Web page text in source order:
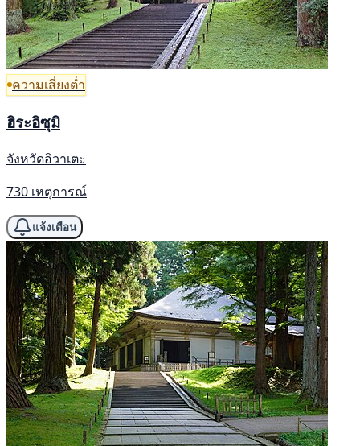
ความเสี่ยงต่ำ
ฮิระอิซุมิ
จังหวัดอิวาเตะ
730 เหตุการณ์
แจ้งเตือน